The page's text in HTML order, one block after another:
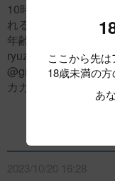
10時過ぎから徳島
れる女性いませんか
年齢容姿気にしませ
ryuzy50.1972
@gmail.com
カカオ takachan42
2023/10/20 16:28
ここから先は
18歳未満の方
あ